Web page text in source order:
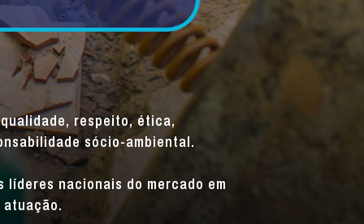
respeito, ética,
sócio-ambiental.
nacionais do mercado em